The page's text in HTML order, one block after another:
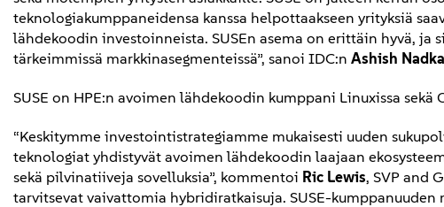
teknologiakumppaneidensa kanssa helpottaakseen yrityksiä
lähdekoodin investoinneista. SUSEn asema on erittäin hyvä, ja
tärkeimmissä markkinasegmenteissä”, sanoi IDC:n Ashish
SUSE on HPE:n avoimen lähdekoodin kumppani Linuxissa sekä
“Keskitymme investointistrategiamme mukaisesti uuden
teknologiat yhdistyvät avoimen lähdekoodin laajaan
sekä pilvinatiiveja sovelluksia”, kommentoi Ric Lewis, SVP and
tarvitsevat vaivattomia hybridiratkaisuja. SUSE-